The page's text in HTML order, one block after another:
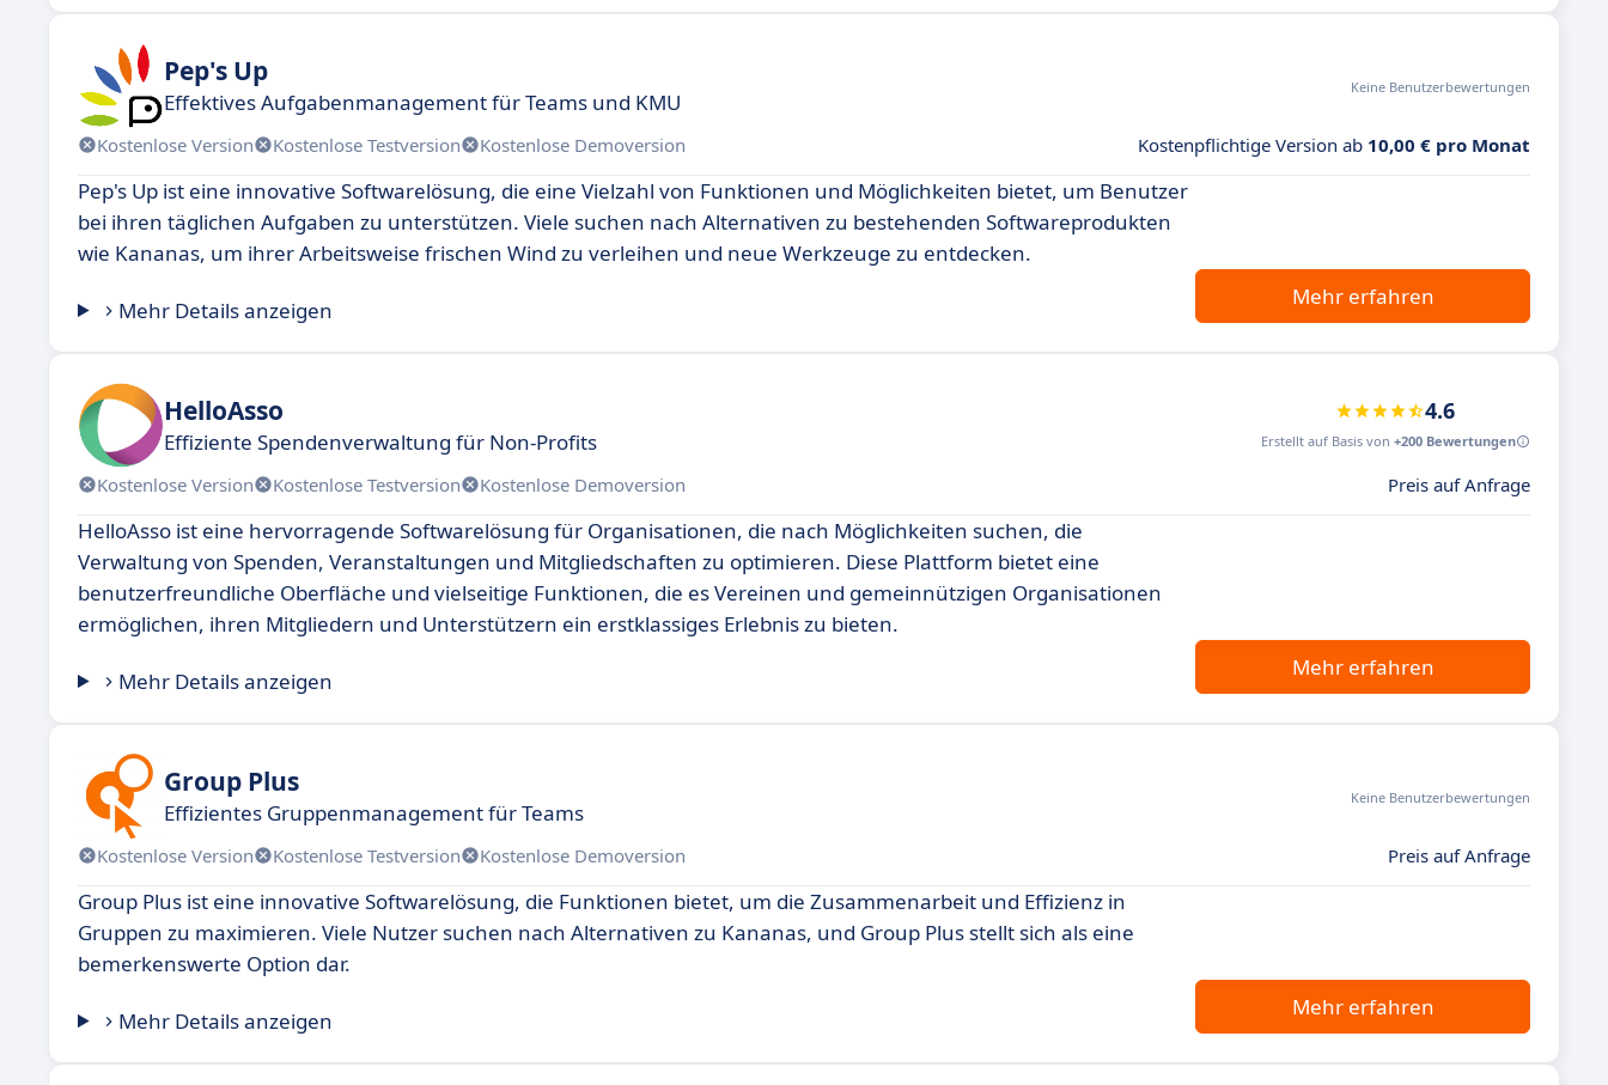
Pep's Up
Effektives Aufgabenmanagement für Teams und KMU
Keine Benutzerbewertungen
Kostenlose Version Kostenlose Testversion Kostenlose Demoversion Kostenpflichtige Version ab 10,00 € pro Monat
Pep's Up ist eine innovative Softwarelösung, die eine Vielzahl von Funktionen und Möglichkeiten bietet, um Benutzer
bei ihren täglichen Aufgaben zu unterstützen. Viele suchen nach Alternativen zu bestehenden Softwareprodukten
wie Kananas, um ihrer Arbeitsweise frischen Wind zu verleihen und neue Werkzeuge zu entdecken.
Mehr Details anzeigen
Mehr erfahren
HelloAsso
Effiziente Spendenverwaltung für Non-Profits
4.6
Erstellt auf Basis von +200 Bewertungen
Kostenlose Version Kostenlose Testversion Kostenlose Demoversion Preis auf Anfrage
HelloAsso ist eine hervorragende Softwarelösung für Organisationen, die nach Möglichkeiten suchen, die
Verwaltung von Spenden, Veranstaltungen und Mitgliedschaften zu optimieren. Diese Plattform bietet eine
benutzerfreundliche Oberfläche und vielseitige Funktionen, die es Vereinen und gemeinnützigen Organisationen
ermöglichen, ihren Mitgliedern und Unterstützern ein erstklassiges Erlebnis zu bieten.
Mehr Details anzeigen
Mehr erfahren
Group Plus
Effizientes Gruppenmanagement für Teams
Keine Benutzerbewertungen
Kostenlose Version Kostenlose Testversion Kostenlose Demoversion Preis auf Anfrage
Group Plus ist eine innovative Softwarelösung, die Funktionen bietet, um die Zusammenarbeit und Effizienz in
Gruppen zu maximieren. Viele Nutzer suchen nach Alternativen zu Kananas, und Group Plus stellt sich als eine
bemerkenswerte Option dar.
Mehr Details anzeigen
Mehr erfahren